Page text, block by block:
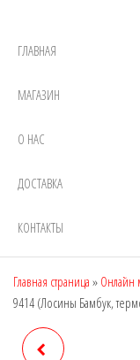
ГЛАВНАЯ
МАГАЗИН
О НАС
ДОСТАВКА
КОНТАКТЫ
Главная страница » Онлайн
9414 (Лосины Бамбук,